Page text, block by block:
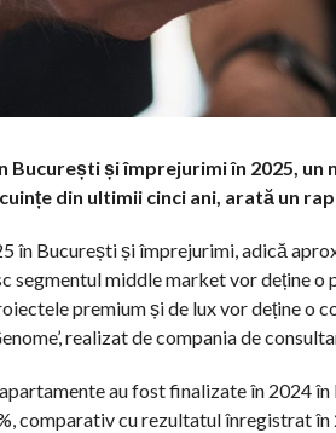
și împrejurimi în 2025, un
din ultimii cinci ani, arată un
în București și împrejurimi, adică
segmentul middle market vor deține o
premium și de lux vor deține o
realizat de compania de
au fost finalizate în 2024
comparativ cu rezultatul înregistrat